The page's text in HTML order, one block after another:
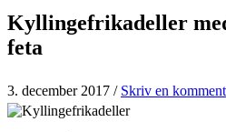
Kyllingefrikadeller
feta
3. december 2017 / Skriv en